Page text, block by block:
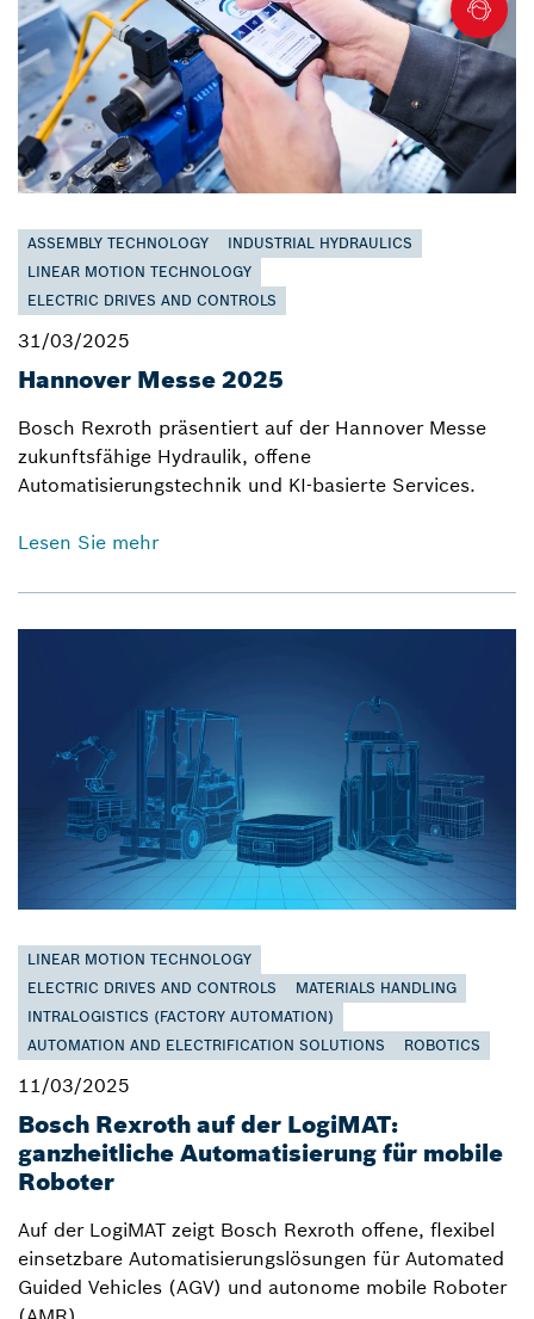
ASSEMBLY TECHNOLOGY
INDUSTRIAL HYDRAULICS
LINEAR MOTION TECHNOLOGY
ELECTRIC DRIVES AND CONTROLS
31/03/2025
Hannover Messe 2025
Bosch Rexroth präsentiert auf der Hannover Messe
zukunftsfähige Hydraulik, offene
Automatisierungstechnik und KI-basierte Services.
Lesen Sie mehr
LINEAR MOTION TECHNOLOGY
ELECTRIC DRIVES AND CONTROLS
MATERIALS HANDLING
INTRALOGISTICS (FACTORY AUTOMATION)
AUTOMATION AND ELECTRIFICATION SOLUTIONS
ROBOTICS
11/03/2025
Bosch Rexroth auf der LogiMAT:
ganzheitliche Automatisierung für mobile
Roboter
Auf der LogiMAT zeigt Bosch Rexroth offene, flexibel
einsetzbare Automatisierungslösungen für Automated
Guided Vehicles (AGV) und autonome mobile Roboter